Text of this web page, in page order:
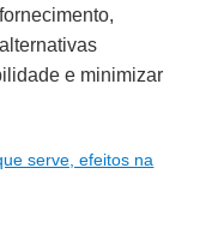
e minimizar
serve, efeitos na